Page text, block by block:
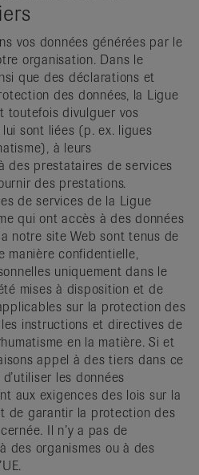
vos données générées par le
organisation. Dans le
que des déclarations et
des données, la Ligue
toutefois divulguer vos
sont liées (p. ex. ligues
à leurs
des prestataires de services
des prestations.
de services de la Ligue
qui ont accès à des données
notre site Web sont tenus de
manière confidentielle,
uniquement dans le
mises à disposition et de
sur la protection des
instructions et directives de
en la matière. Si et
appel à des tiers dans ce
les données
aux exigences des lois sur la
de garantir la protection des
Il n’y a pas de
des organismes ou à des